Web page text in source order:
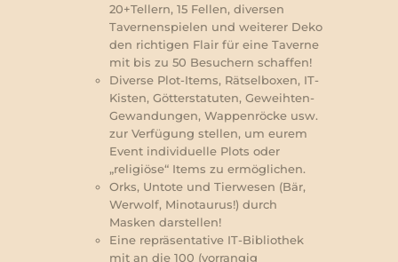
20+Tellern, 15 Fellen, diversen
Tavernenspielen und weiterer Deko
den richtigen Flair für eine Taverne
mit bis zu 50 Besuchern schaffen!
Diverse Plot-Items, Rätselboxen, IT-
Kisten, Götterstatuten, Geweihten-
Gewandungen, Wappenröcke usw.
zur Verfügung stellen, um eurem
Event individuelle Plots oder
„religiöse“ Items zu ermöglichen.
Orks, Untote und Tierwesen (Bär,
Werwolf, Minotaurus!) durch
Masken darstellen!
Eine repräsentative IT-Bibliothek
mit an die 100 (vorrangig